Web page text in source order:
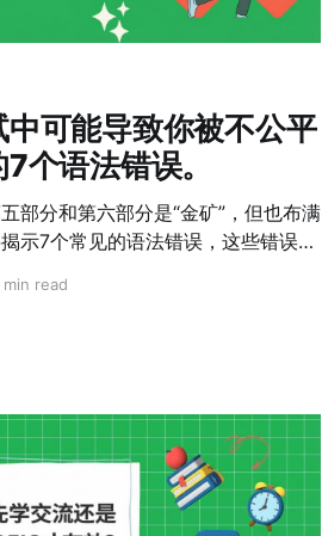
中可能导致你被不公平
个语法错误。
部分和第六部分是“金矿”，但也布满
示7个常见的语法错误，这些错误会
read